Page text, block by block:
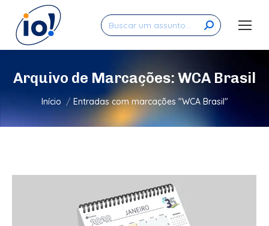
Search:
Arquivo de Marcações: WCA Brasil
Você está aqui:
Início Entradas com marcações "WCA Brasil"